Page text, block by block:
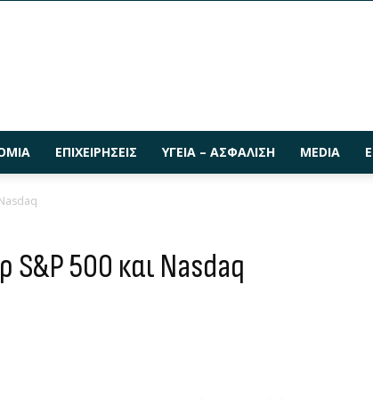
ΕΠΙΧΕΙΡΉΣΕΙΣ ΥΓΕΊΑ – ΑΣΦΆΛΙΣΗ MEDIA
500 και Nasdaq